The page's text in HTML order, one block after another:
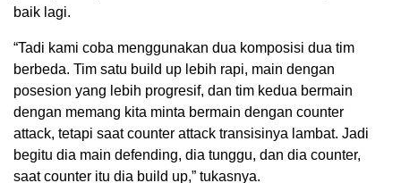
baik lagi.
“Tadi kami coba menggunakan dua komposisi dua tim
berbeda. Tim satu build up lebih rapi, main dengan
posesion yang lebih progresif, dan tim kedua bermain
dengan memang kita minta bermain dengan counter
attack, tetapi saat counter attack transisinya lambat. Jadi
begitu dia main defending, dia tunggu, dan dia counter,
saat counter itu dia build up,” tukasnya.